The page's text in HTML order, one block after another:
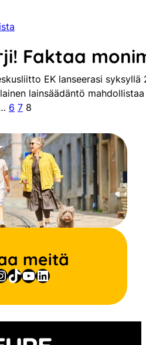
Faktaa
EK lanseerasi
lainsäädäntö
6 7 8
meitä
TikTok
YouTube
LinkedIn